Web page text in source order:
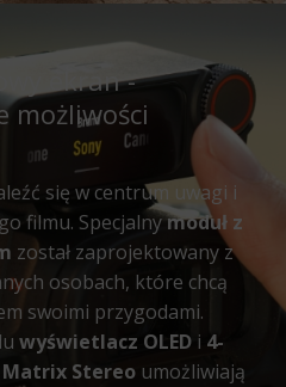
ekran -
możliwości
się w centrum uwagi i
filmu. Specjalnymoduł z
został zaprojektowany z
osobach, które chcą
swoimi przygodami.
wyświetlacz OLED i 4-
Stereo umożliwiają